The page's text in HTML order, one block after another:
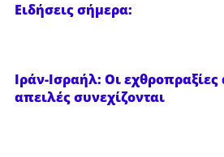
Ειδήσεις σήμερα:
Ιράν-Ισραήλ: Οι
απειλές συνεχίζονται